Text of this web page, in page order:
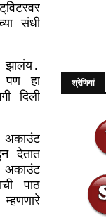
ट्विटरवर
संधी
झालंय.
पण
हा
दिली
अकाउंट
देतात
अकाउंट
पाठ
म्हणणारे
श्रेणियां